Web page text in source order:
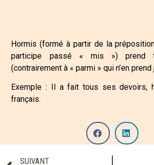
Hormis (formé à partir de la
participe passé « mis ») prend
(contrairement à « parmi » qui n’en prend
Exemple : Il a fait tous ses devoirs,
français.
SUIVANT